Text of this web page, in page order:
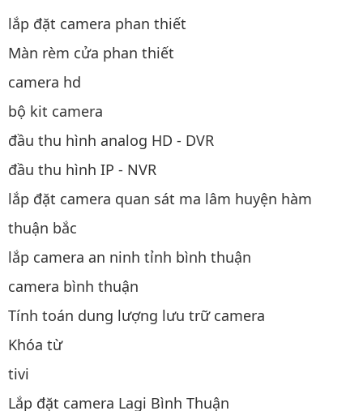
lắp đặt camera phan thiết
Màn rèm cửa phan thiết
camera hd
bộ kit camera
đầu thu hình analog HD - DVR
đầu thu hình IP - NVR
lắp đặt camera quan sát ma lâm huyện hàm
thuận bắc
lắp camera an ninh tỉnh bình thuận
camera bình thuận
Tính toán dung lượng lưu trữ camera
Khóa từ
tivi
Lắp đặt camera Lagi Bình Thuận